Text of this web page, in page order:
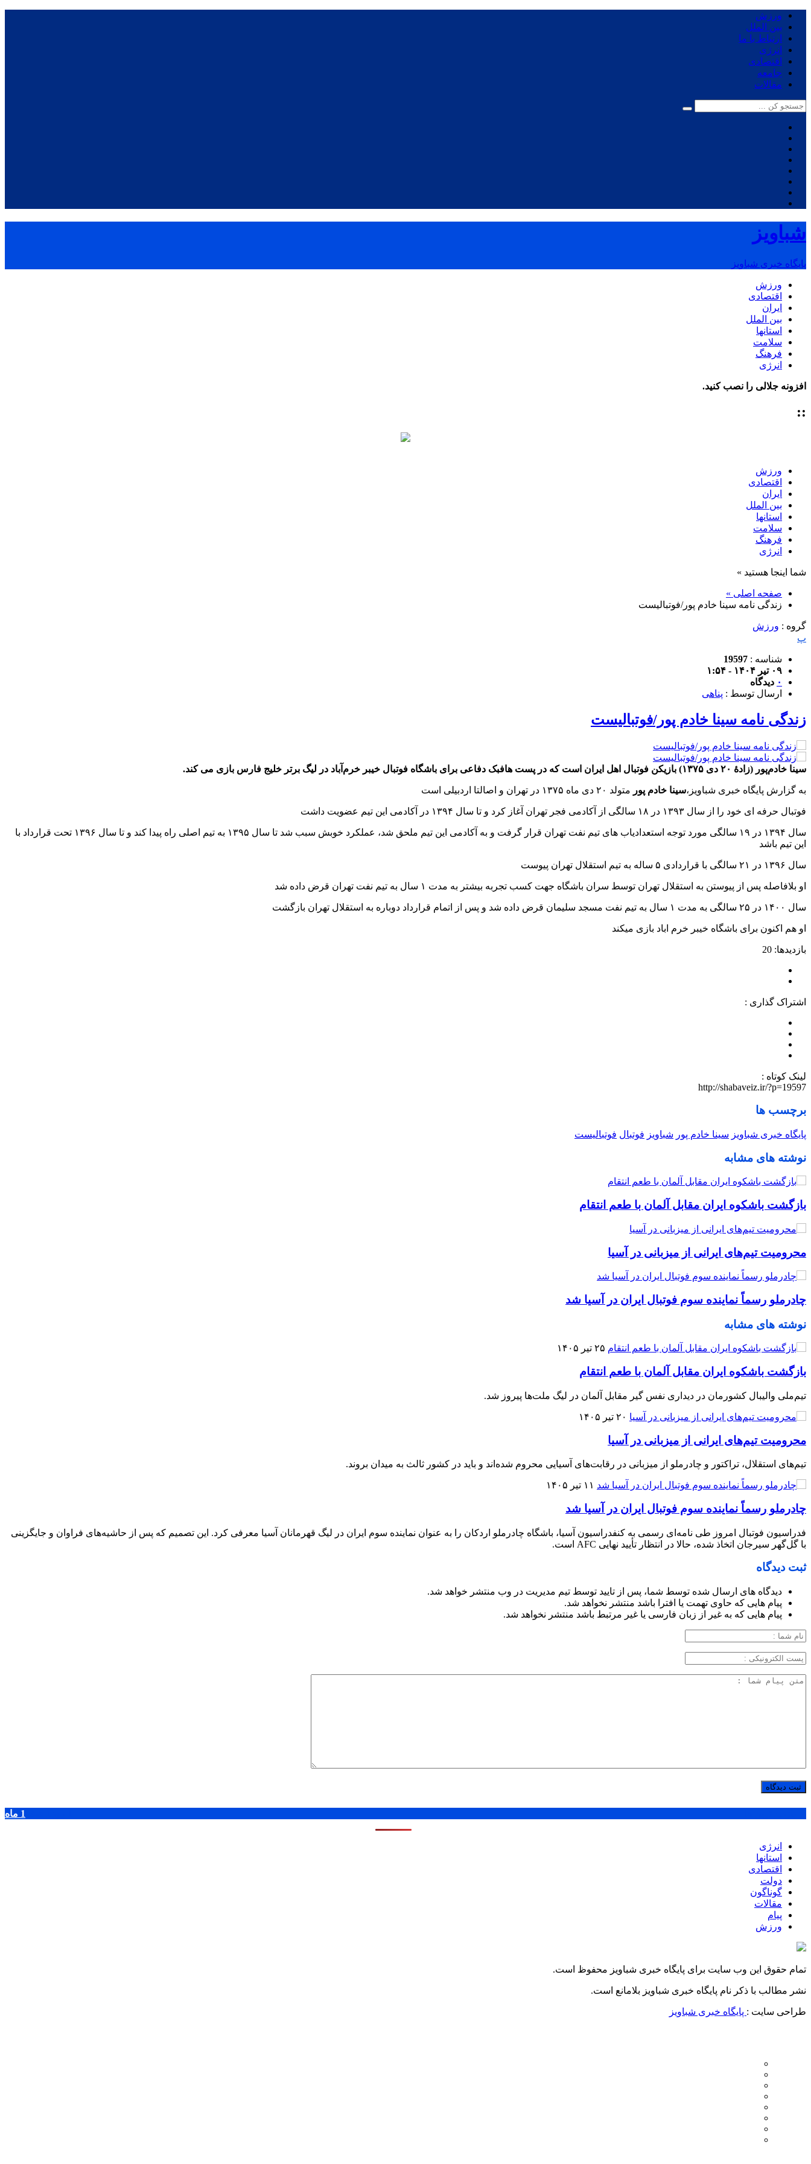
ورزش
بین الملل
ارتباط با ما
انرژی
اقتصادی
جامعه
مقالات
شباویز
پایگاه خبری شباویز
ورزش
اقتصادی
ایران
بین الملل
استانها
سلامت
فرهنگ
انرژی
افزونه جلالی را نصب کنید.
::
ورزش
اقتصادی
ایران
بین الملل
استانها
سلامت
فرهنگ
انرژی
شما اینجا هستید »
صفحه اصلی »
زندگی نامه سینا خادم پور/فوتبالیست
گروه : ورزش
پ
شناسه : 19597
۰۹ تیر ۱۴۰۴ - ۱:۵۴
۰ دیدگاه
ارسال توسط : پناهی
زندگی نامه سینا خادم پور/فوتبالیست
سینا خادم‌پور (زادهٔ ۲۰ دی ۱۳۷۵) بازیکن فوتبال اهل ایران است که در پست هافبک دفاعی برای باشگاه فوتبال خیبر خرم‌آباد در لیگ برتر خلیج فارس بازی می کند.
به گزارش پایگاه خبری شباویز،سینا خادم پور متولد ۲۰ دی ماه ۱۳۷۵ در تهران و اصالتا اردبیلی است
فوتبال حرفه ای خود را از سال ۱۳۹۳ در ۱۸ سالگی از آکادمی فجر تهران آغاز کرد و تا سال ۱۳۹۴ در آکادمی این تیم عضویت داشت
سال ۱۳۹۴ در ۱۹ سالگی مورد توجه استعدادیاب های تیم نفت تهران قرار گرفت و به آکادمی این تیم ملحق شد، عملکرد خوبش سبب شد تا سال ۱۳۹۵ به تیم اصلی راه پیدا کند و تا سال ۱۳۹۶ تحت قرارداد با
این تیم باشد
سال ۱۳۹۶ در ۲۱ سالگی با قراردادی ۵ ساله به تیم استقلال تهران پیوست
او بلافاصله پس از پیوستن به استقلال تهران توسط سران باشگاه جهت کسب تجربه بیشتر به مدت ۱ سال به تیم نفت تهران قرض داده شد
سال ۱۴۰۰ در ۲۵ سالگی به مدت ۱ سال به تیم نفت مسجد سلیمان قرض داده شد و پس از اتمام قرارداد دوباره به استقلال تهران بازگشت
او هم اکنون برای باشگاه خیبر خرم اباد بازی میکند
بازدیدها: 20
اشتراک گذاری :
لینک کوتاه :
http://shabaveiz.ir/?p=19597
برچسب ها
پایگاه خبری شباویز سینا خادم پور شباویز فوتبال فوتبالیست
نوشته های مشابه
بازگشت باشکوه ایران مقابل آلمان با طعم انتقام
محرومیت تیم‌های ایرانی از میزبانی در آسیا
چادرملو رسماً نماینده سوم فوتبال ایران در آسیا شد
نوشته های مشابه
۲۵ تیر ۱۴۰۵
بازگشت باشکوه ایران مقابل آلمان با طعم انتقام
تیم‌ملی والیبال کشورمان در دیداری نفس گیر مقابل آلمان در لیگ ملت‌ها پیروز شد.
۲۰ تیر ۱۴۰۵
محرومیت تیم‌های ایرانی از میزبانی در آسیا
تیم‌های استقلال، تراکتور و چادرملو از میزبانی در رقابت‌های آسیایی محروم شده‌اند و باید در کشور ثالث به میدان بروند.
۱۱ تیر ۱۴۰۵
چادرملو رسماً نماینده سوم فوتبال ایران در آسیا شد
فدراسیون فوتبال امروز طی نامه‌ای رسمی به کنفدراسیون آسیا، باشگاه چادرملو اردکان را به عنوان نماینده سوم ایران در لیگ قهرمانان آسیا معرفی کرد. این تصمیم که پس از حاشیه‌های فراوان و جایگزینی
با گل‌گهر سیرجان اتخاذ شده، حالا در انتظار تأیید نهایی AFC است.
ثبت دیدگاه
دیدگاه های ارسال شده توسط شما، پس از تایید توسط تیم مدیریت در وب منتشر خواهد شد.
پیام هایی که حاوی تهمت یا افترا باشد منتشر نخواهد شد.
پیام هایی که به غیر از زبان فارسی یا غیر مرتبط باشد منتشر نخواهد شد.
1 ماه
انرژی
استانها
اقتصادی
دولت
گوناگون
مقالات
پیام
ورزش
تمام حقوق این وب سایت برای پایگاه خبری شباویز محفوظ است.
نشر مطالب با ذکر نام پایگاه خبری شباویز بلامانع است.
طراحی سایت : پایگاه خبری شباویز